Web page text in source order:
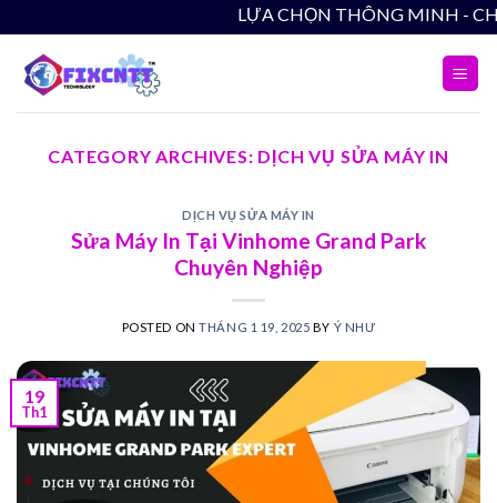
to
content
LỰA CHỌN THÔNG
CATEGORY ARCHIVES: DỊCH VỤ SỬA MÁY IN
DỊCH VỤ SỬA MÁY IN
Sửa Máy In Tại Vinhome Grand Park
Chuyên Nghiệp
POSTED ONTHÁNG 1 19, 2025 BY Ý NHƯ
19
Th1